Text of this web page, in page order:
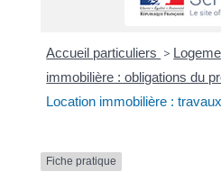
Accueil particuliers >
immobilière : obligations du
Location immobilière :
Fiche pratique